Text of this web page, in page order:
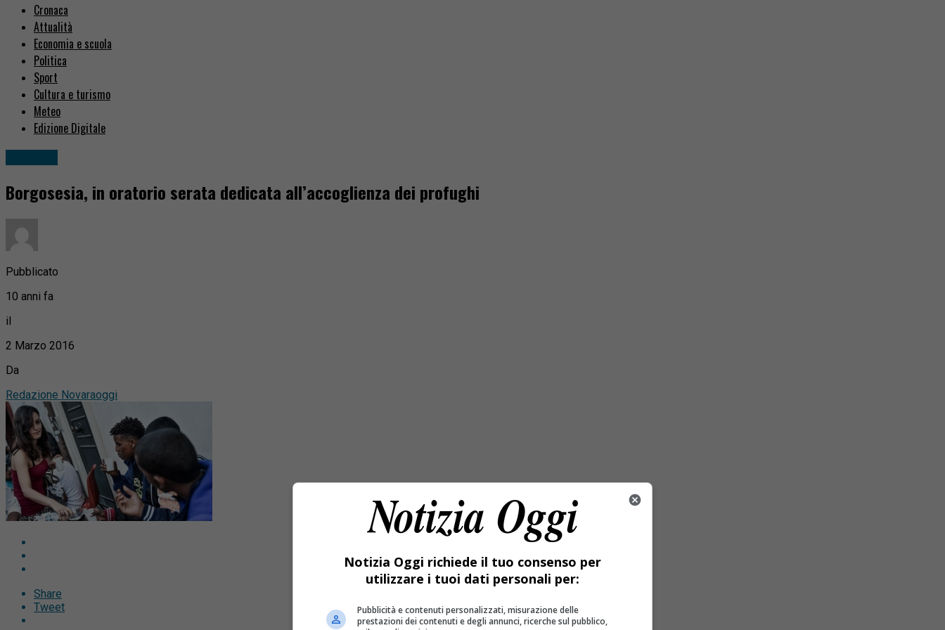
Cronaca
Attualità
Economia e scuola
Politica
Sport
Cultura e turismo
Meteo
Edizione Digitale
Borgosesia, in oratorio serata dedicata all’accoglienza dei profughi
Pubblicato
10 anni fa
il
2 Marzo 2016
Da
Redazione Novaraoggi
Share
Tweet
Notizia Oggi richiede il tuo consenso per
utilizzare i tuoi dati personali per:
Pubblicità e contenuti personalizzati, misurazione delle
prestazioni dei contenuti e degli annunci, ricerche sul pubblico,